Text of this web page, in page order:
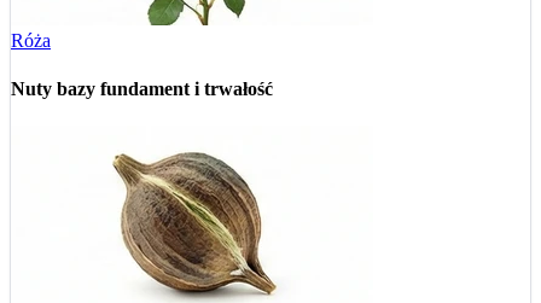
Róża
Nuty bazy fundament i trwałość